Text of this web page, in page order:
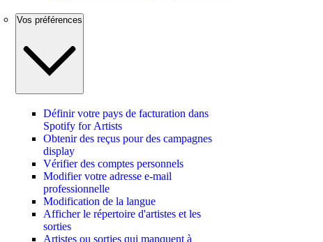
Vos préférences
Définir votre pays de facturation dans
Spotify for Artists
Obtenir des reçus pour des campagnes
display
Vérifier des comptes personnels
Modifier votre adresse e-mail
professionnelle
Modification de la langue
Afficher le répertoire d'artistes et les
sorties
Artistes ou sorties qui manquent à